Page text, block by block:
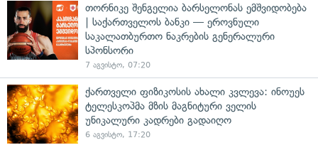
თორნიკე შენგელია ბარსელონას ემშვიდობება
| საქართველოს ბანკი — ეროვნული
საკალათბურთო ნაკრების გენერალური
სპონსორი
7 აგვისტო, 07:20
ქართველი ფიზიკოსის ახალი კვლევა: ინოუეს
ტელესკოპმა მზის მაგნიტური ველის
უნიკალური კადრები გადაიღო
6 აგვისტო, 17:20